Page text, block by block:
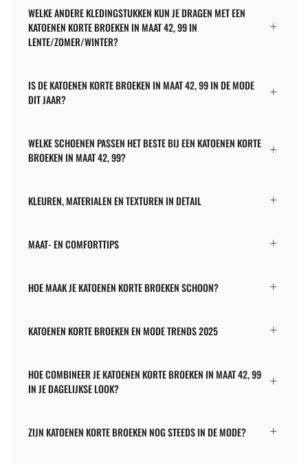
WELKE ANDERE KLEDINGSTUKKEN KUN JE DRAGEN MET EEN
KATOENEN KORTE BROEKEN IN MAAT 42, 99 IN
LENTE/ZOMER/WINTER?
IS DE KATOENEN KORTE BROEKEN IN MAAT 42, 99 IN DE MODE
DIT JAAR?
WELKE SCHOENEN PASSEN HET BESTE BIJ EEN KATOENEN KORTE
BROEKEN IN MAAT 42, 99?
KLEUREN, MATERIALEN EN TEXTUREN IN DETAIL
MAAT- EN COMFORTTIPS
HOE MAAK JE KATOENEN KORTE BROEKEN SCHOON?
KATOENEN KORTE BROEKEN EN MODE TRENDS 2025
HOE COMBINEER JE KATOENEN KORTE BROEKEN IN MAAT 42, 99
IN JE DAGELIJKSE LOOK?
ZIJN KATOENEN KORTE BROEKEN NOG STEEDS IN DE MODE?